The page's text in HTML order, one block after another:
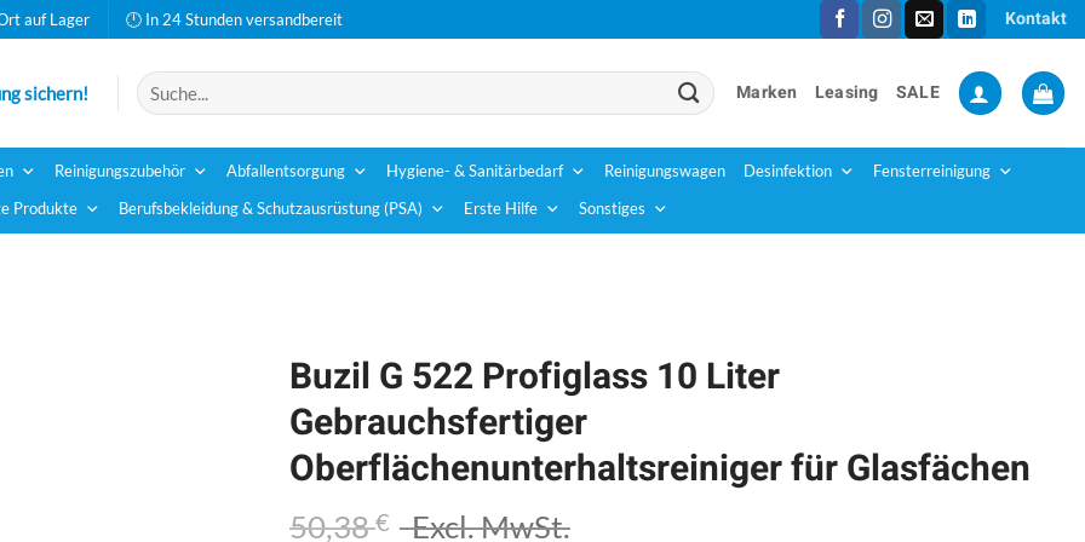
auf Lager 🕛 In 24 Stunden versandbereit Kontakt
sichern!
Suchen
nach:
Marken Leasing SALE
Reinigungszubehör Abfallentsorgung Hygiene- & Sanitärbedarf Reinigungswagen Desinfektion Fensterreinigung
Produkte Berufsbekleidung & Schutzausrüstung (PSA) Erste Hilfe Sonstiges
Buzil G 522 Profiglass 10 Liter
Gebrauchsfertiger
Oberflächenunterhaltsreiniger für Glasfächen
50,38€
Excl. MwSt.